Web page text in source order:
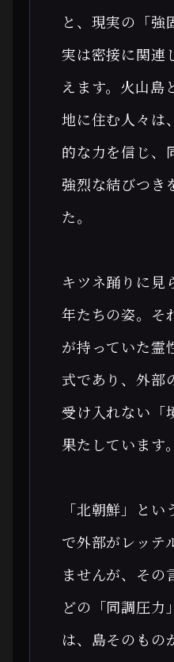
と、現実の「強
実は密接に関連
えます。火山島
地に住む人々は
的な力を信じ、
強烈な結びつき
た。
キツネ踊りに見
年たちの姿。そ
が持っていた霊
式であり、外部
受け入れない「
果たしています。
「北朝鮮」と
で外部がレッテ
ませんが、その
どの「同調圧力
は、島そのもの